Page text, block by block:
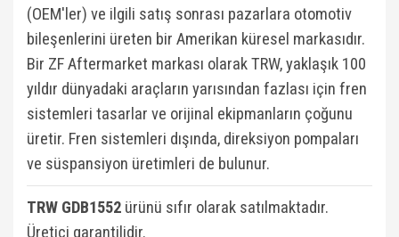
(OEM'ler) ve ilgili satış sonrası pazarlara otomotiv
bileşenlerini üreten bir Amerikan küresel markasıdır.
Bir ZF Aftermarket markası olarak TRW, yaklaşık 100
yıldır dünyadaki araçların yarısından fazlası için fren
sistemleri tasarlar ve orijinal ekipmanların çoğunu
üretir. Fren sistemleri dışında, direksiyon pompaları
ve süspansiyon üretimleri de bulunur.
TRW GDB1552 ürünü sıfır olarak satılmaktadır.
Üretici garantilidir.